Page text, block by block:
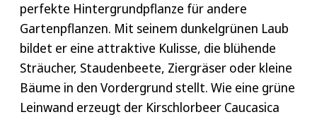
Kirschlorbeer aus ihren Containern und
lockern Sie die Wurzeln leicht auf. Setzen Sie
die Kirschlorbeer-Pflanzen in die
vorbereiteten Pflanzlöcher und füllen Sie
sie mit Erde. Drücken Sie die Erde sanft an.
Bevor Sie mit dem Schneiden beginnen, tragen
Sie geeignete Schutzausrüstung, wie
Handschuhe und eine Schutzbrille, um sich vor
eventuellen scharfen Zweigen und Schmutz zu
schützen. .
perfekte Hintergrundpflanze für andere
Gartenpflanzen. Mit seinem dunkelgrünen Laub
bildet er eine attraktive Kulisse, die blühende
Sträucher, Staudenbeete, Ziergräser oder kleine
Bäume in den Vordergrund stellt. Wie eine grüne
Leinwand erzeugt der Kirschlorbeer Caucasica